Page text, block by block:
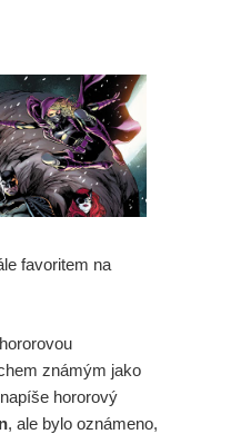
favoritem na
známým jako
hororový
, ale bylo oznámeno,